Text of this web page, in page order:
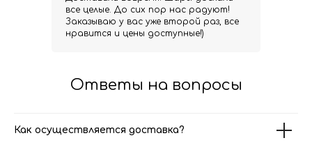
все целые. До сих пор нас радуют!
Заказываю у вас уже второй раз, все
нравится и цены доступные!)
Ответы на вопросы
Как осуществляется доставка?